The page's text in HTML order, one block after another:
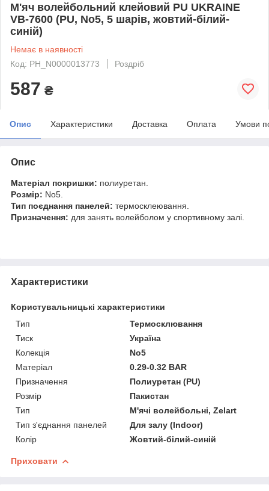
М'яч волейбольний клейовий PU UKRAINE
VB-7600 (PU, No5, 5 шарів, жовтий-білий-
синій)
Немає в наявності
Код: PH_N0000013773
Роздріб
587 ₴
Опис Характеристики Доставка Оплата Умови
Опис
Матеріал покришки: полиуретан.
Розмір: No5.
Тип поєднання панелей: термосклеювання.
Призначення: для занять волейболом у спортивному залі.
Характеристики
Користувальницькі характеристики
Тип
Термосклювання
Тиск
Україна
Колекція
No5
Матеріал
0.29-0.32 BAR
Призначення
Полиуретан (PU)
Розмір
Пакистан
Тип
М'ячі волейбольні, Zelart
Тип з'єднання панелей
Для залу (Indoor)
Колір
Жовтий-білий-синій
Приховати